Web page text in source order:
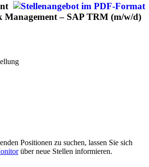
Management – SAP TRM (m/w/d)
Positionen zu suchen, lassen Sie sich
über neue Stellen informieren.